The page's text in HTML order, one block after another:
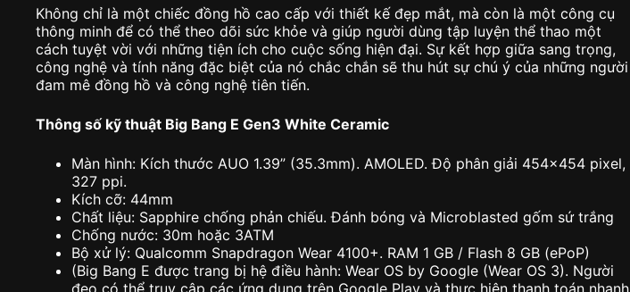
Không chỉ là một chiếc đồng hồ cao cấp với thiết kế đẹp mắt, mà còn là một công cụ
thông minh để có thể theo dõi sức khỏe và giúp người dùng tập luyện thể thao một
cách tuyệt vời với những tiện ích cho cuộc sống hiện đại. Sự kết hợp giữa sang trọng,
công nghệ và tính năng đặc biệt của nó chắc chắn sẽ thu hút sự chú ý của những người
đam mê đồng hồ và công nghệ tiên tiến.
Thông số kỹ thuật Big Bang E Gen3 White Ceramic
Màn hình: Kích thước AUO 1.39” (35.3mm). AMOLED. Độ phân giải 454×454 pixel,
327 ppi.
Kích cỡ: 44mm
Chất liệu: Sapphire chống phản chiếu. Đánh bóng và Microblasted gốm sứ trắng
Chống nước: 30m hoặc 3ATM
Bộ xử lý: Qualcomm Snapdragon Wear 4100+. RAM 1 GB / Flash 8 GB (ePoP)
(Big Bang E được trang bị hệ điều hành: Wear OS by Google (Wear OS 3). Người
đeo có thể truy cập các ứng dụng trên Google Play và thực hiện thanh toán nhanh